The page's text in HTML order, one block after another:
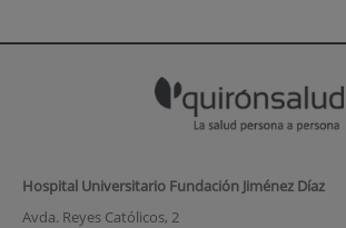
Hospital Universitario Fundación Jiménez Díaz
Avda. Reyes Católicos, 2